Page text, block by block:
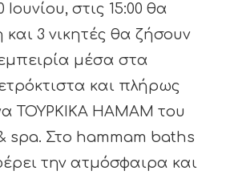
στις 15:00 θα
και 3 νικητές θα ζήσουν
μέσα στα
και πλήρως
ΤΟΥΡΚΙΚΑ HAMAM του
spa. Στο hammam baths
την ατμόσφαιρα και